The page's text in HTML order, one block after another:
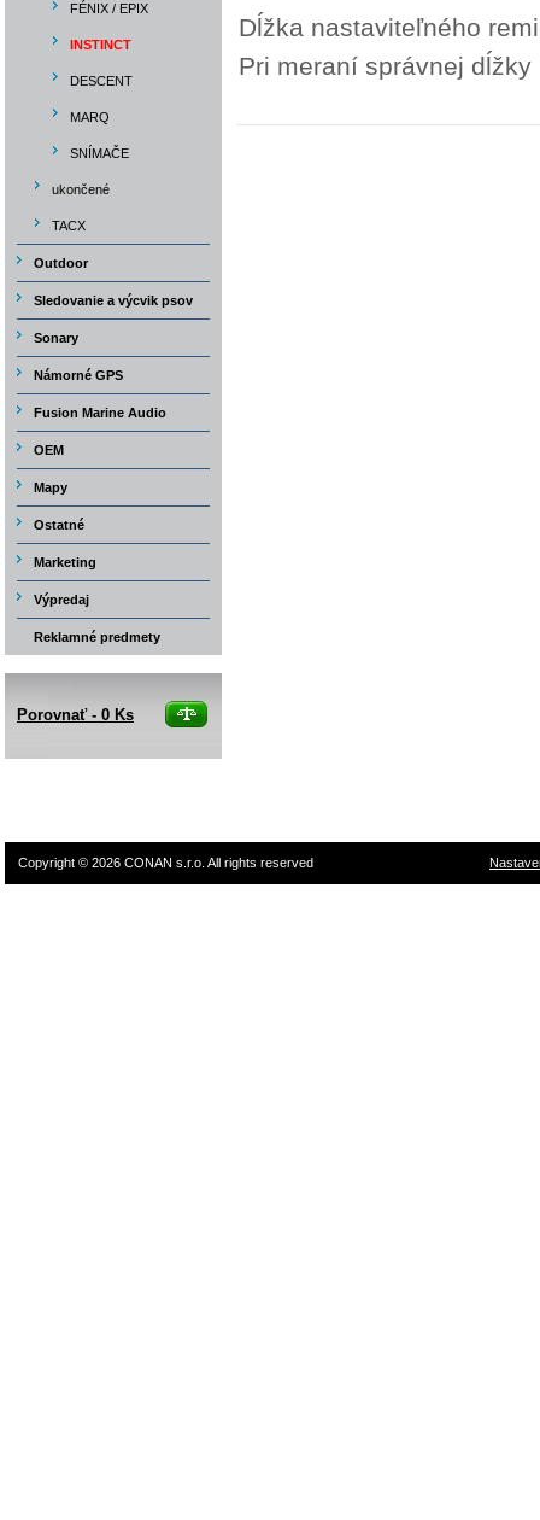
Dĺžka nastaviteľného
Pri meraní správnej
FÉNIX / EPIX
INSTINCT
DESCENT
MARQ
SNÍMAČE
ukončené
TACX
Outdoor
Sledovanie a výcvik psov
Sonary
Námorné GPS
Fusion Marine Audio
OEM
Mapy
Ostatné
Marketing
Výpredaj
Reklamné predmety
Porovnať - 0 Ks
Copyright © 2026 CONAN s.r.o. All rights reserved